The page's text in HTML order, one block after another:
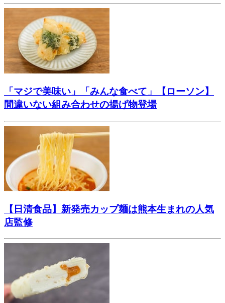
「マジで美味い」「みんな食べて」【ローソン】
間違いない組み合わせの揚げ物登場
【日清食品】新発売カップ麺は熊本生まれの人気
店監修